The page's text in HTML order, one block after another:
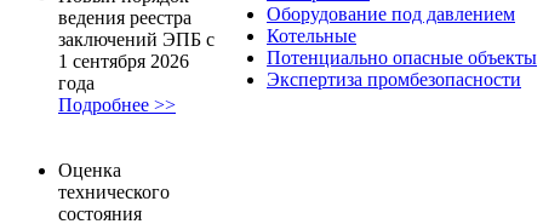
ведения реестра
заключений ЭПБ с
1 сентября 2026
года
Подробнее >>
Оценка
технического
состояния
Оборудование под давлением
Котельные
Потенциально опасные объекты
Экспертиза промбезопасности